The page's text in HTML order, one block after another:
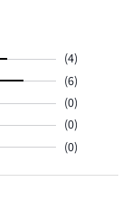
(4)
(6)
(0)
(0)
(0)